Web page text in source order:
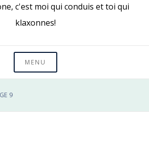
c'est moi qui conduis et toi qui
klaxonnes!
MENU
9